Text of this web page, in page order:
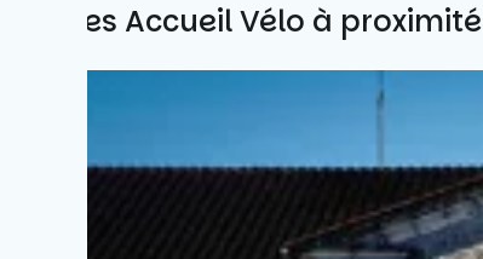
Autres Accueil Vélo à proximité